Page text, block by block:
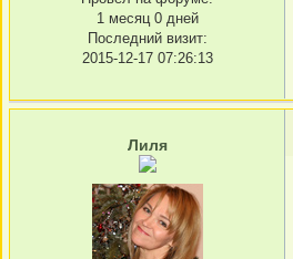
1 месяц 0 дней
Последний визит:
2015-12-17 07:26:13
Лиля